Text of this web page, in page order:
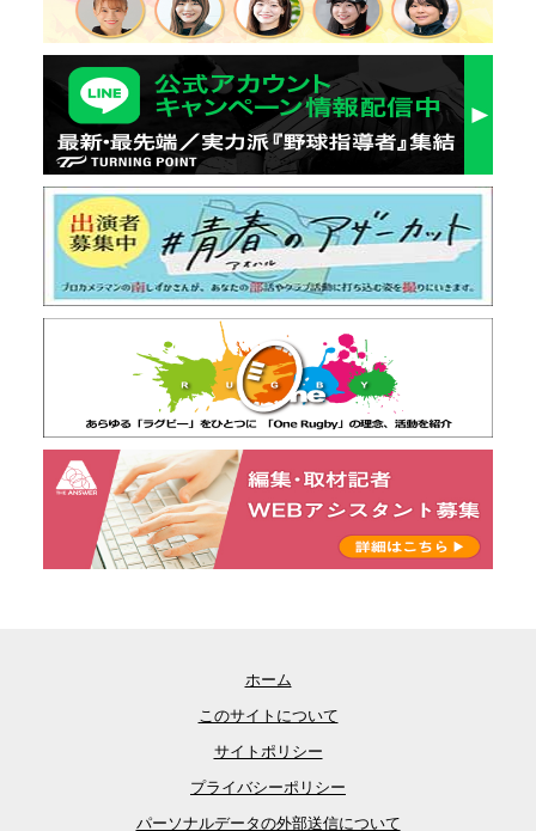
ホーム
このサイトについて
サイトポリシー
プライバシーポリシー
パーソナルデータの外部送信について